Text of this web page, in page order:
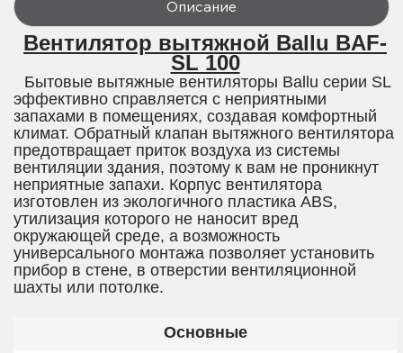
Описание
Вентилятор вытяжной Ballu BAF-
SL 100
Бытовые вытяжные вентиляторы Ballu серии SL
эффективно справляется с неприятными
запахами в помещениях, создавая комфортный
климат. Обратный клапан вытяжного вентилятора
предотвращает приток воздуха из системы
вентиляции здания, поэтому к вам не проникнут
неприятные запахи. Корпус вентилятора
изготовлен из экологичного пластика ABS,
утилизация которого не наносит вред
окружающей среде, а возможность
универсального монтажа позволяет установить
прибор в стене, в отверстии вентиляционной
шахты или потолке.
Основные